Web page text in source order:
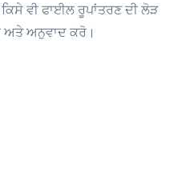
ਵੀ ਫਾਈਲ ਰੂਪਾਂਤਰਣ ਦੀ ਲੋੜ
ਅਤੇ ਅਨੁਵਾਦ ਕਰੋ।